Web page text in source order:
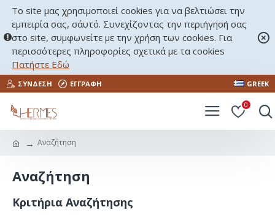
Το site μας χρησιμοποιεί cookies για να βελτιώσει την
εμπειρία σας, σ΄αυτό. Συνεχίζοντας την περιήγησή σας
στο site, συμφωνείτε με την χρήση των cookies. Για
περισσότερες πληροφορίες σχετικά με τα cookies
Πατήστε Εδώ
ΣΎΝΔΕΣΗ ΕΓΓΡΑΦΉ GREEK
0
Αναζήτηση
Αναζήτηση
Κριτήρια Αναζήτησης